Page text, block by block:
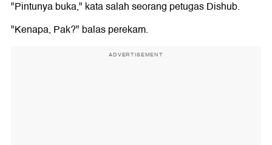
"Pintunya buka," kata salah seorang petugas Dishub.
"Kenapa, Pak?" balas perekam.
ADVERTISEMENT